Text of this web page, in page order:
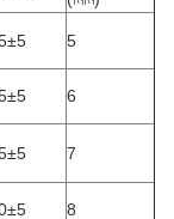
5
6
7
8